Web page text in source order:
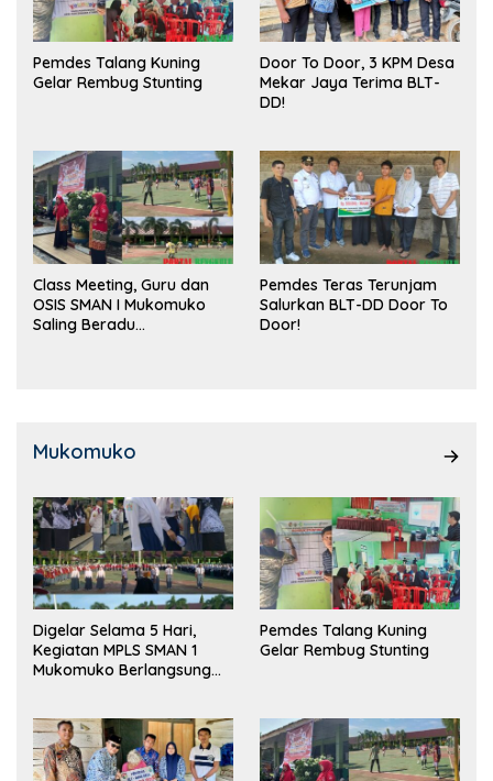
Pemdes Talang Kuning
Gelar Rembug Stunting
Door To Door, 3 KPM Desa
Mekar Jaya Terima BLT-
DD!
Class Meeting, Guru dan
OSIS SMAN I Mukomuko
Saling Beradu
Pemdes Teras Terunjam
Salurkan BLT-DD Door To
Door!
Mukomuko
Digelar Selama 5 Hari,
Kegiatan MPLS SMAN 1
Mukomuko Berlangsung
Pemdes Talang Kuning
Gelar Rembug Stunting